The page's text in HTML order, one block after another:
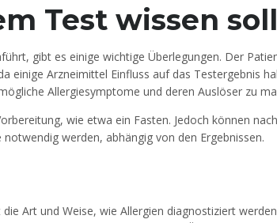
Test wissen
gibt es einige wichtige Überlegungen. Der
einige Arzneimittel Einfluss auf das Testergebnis
Allergiesymptome und deren Auslöser zu
wie etwa ein Fasten. Jedoch können
werden, abhängig von den Ergebnissen.
Art und Weise, wie Allergien diagnostiziert